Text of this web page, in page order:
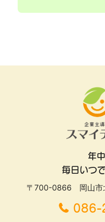
年
毎日いつ
〒700-0866 岡山市
086-